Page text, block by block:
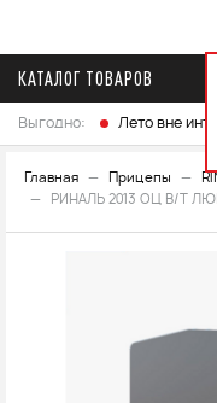
КАТАЛОГ ТОВАРОВ
Выгодно: Лето вне
Главная Прицепы
РИНАЛЬ 2013 ОЦ В/Т